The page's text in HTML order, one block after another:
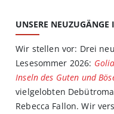
UNSERE
Wir stellen vor: Drei
Lesesommer 2026:
Inseln des Guten und
vielgelobten
Rebecca Fallon. Wir